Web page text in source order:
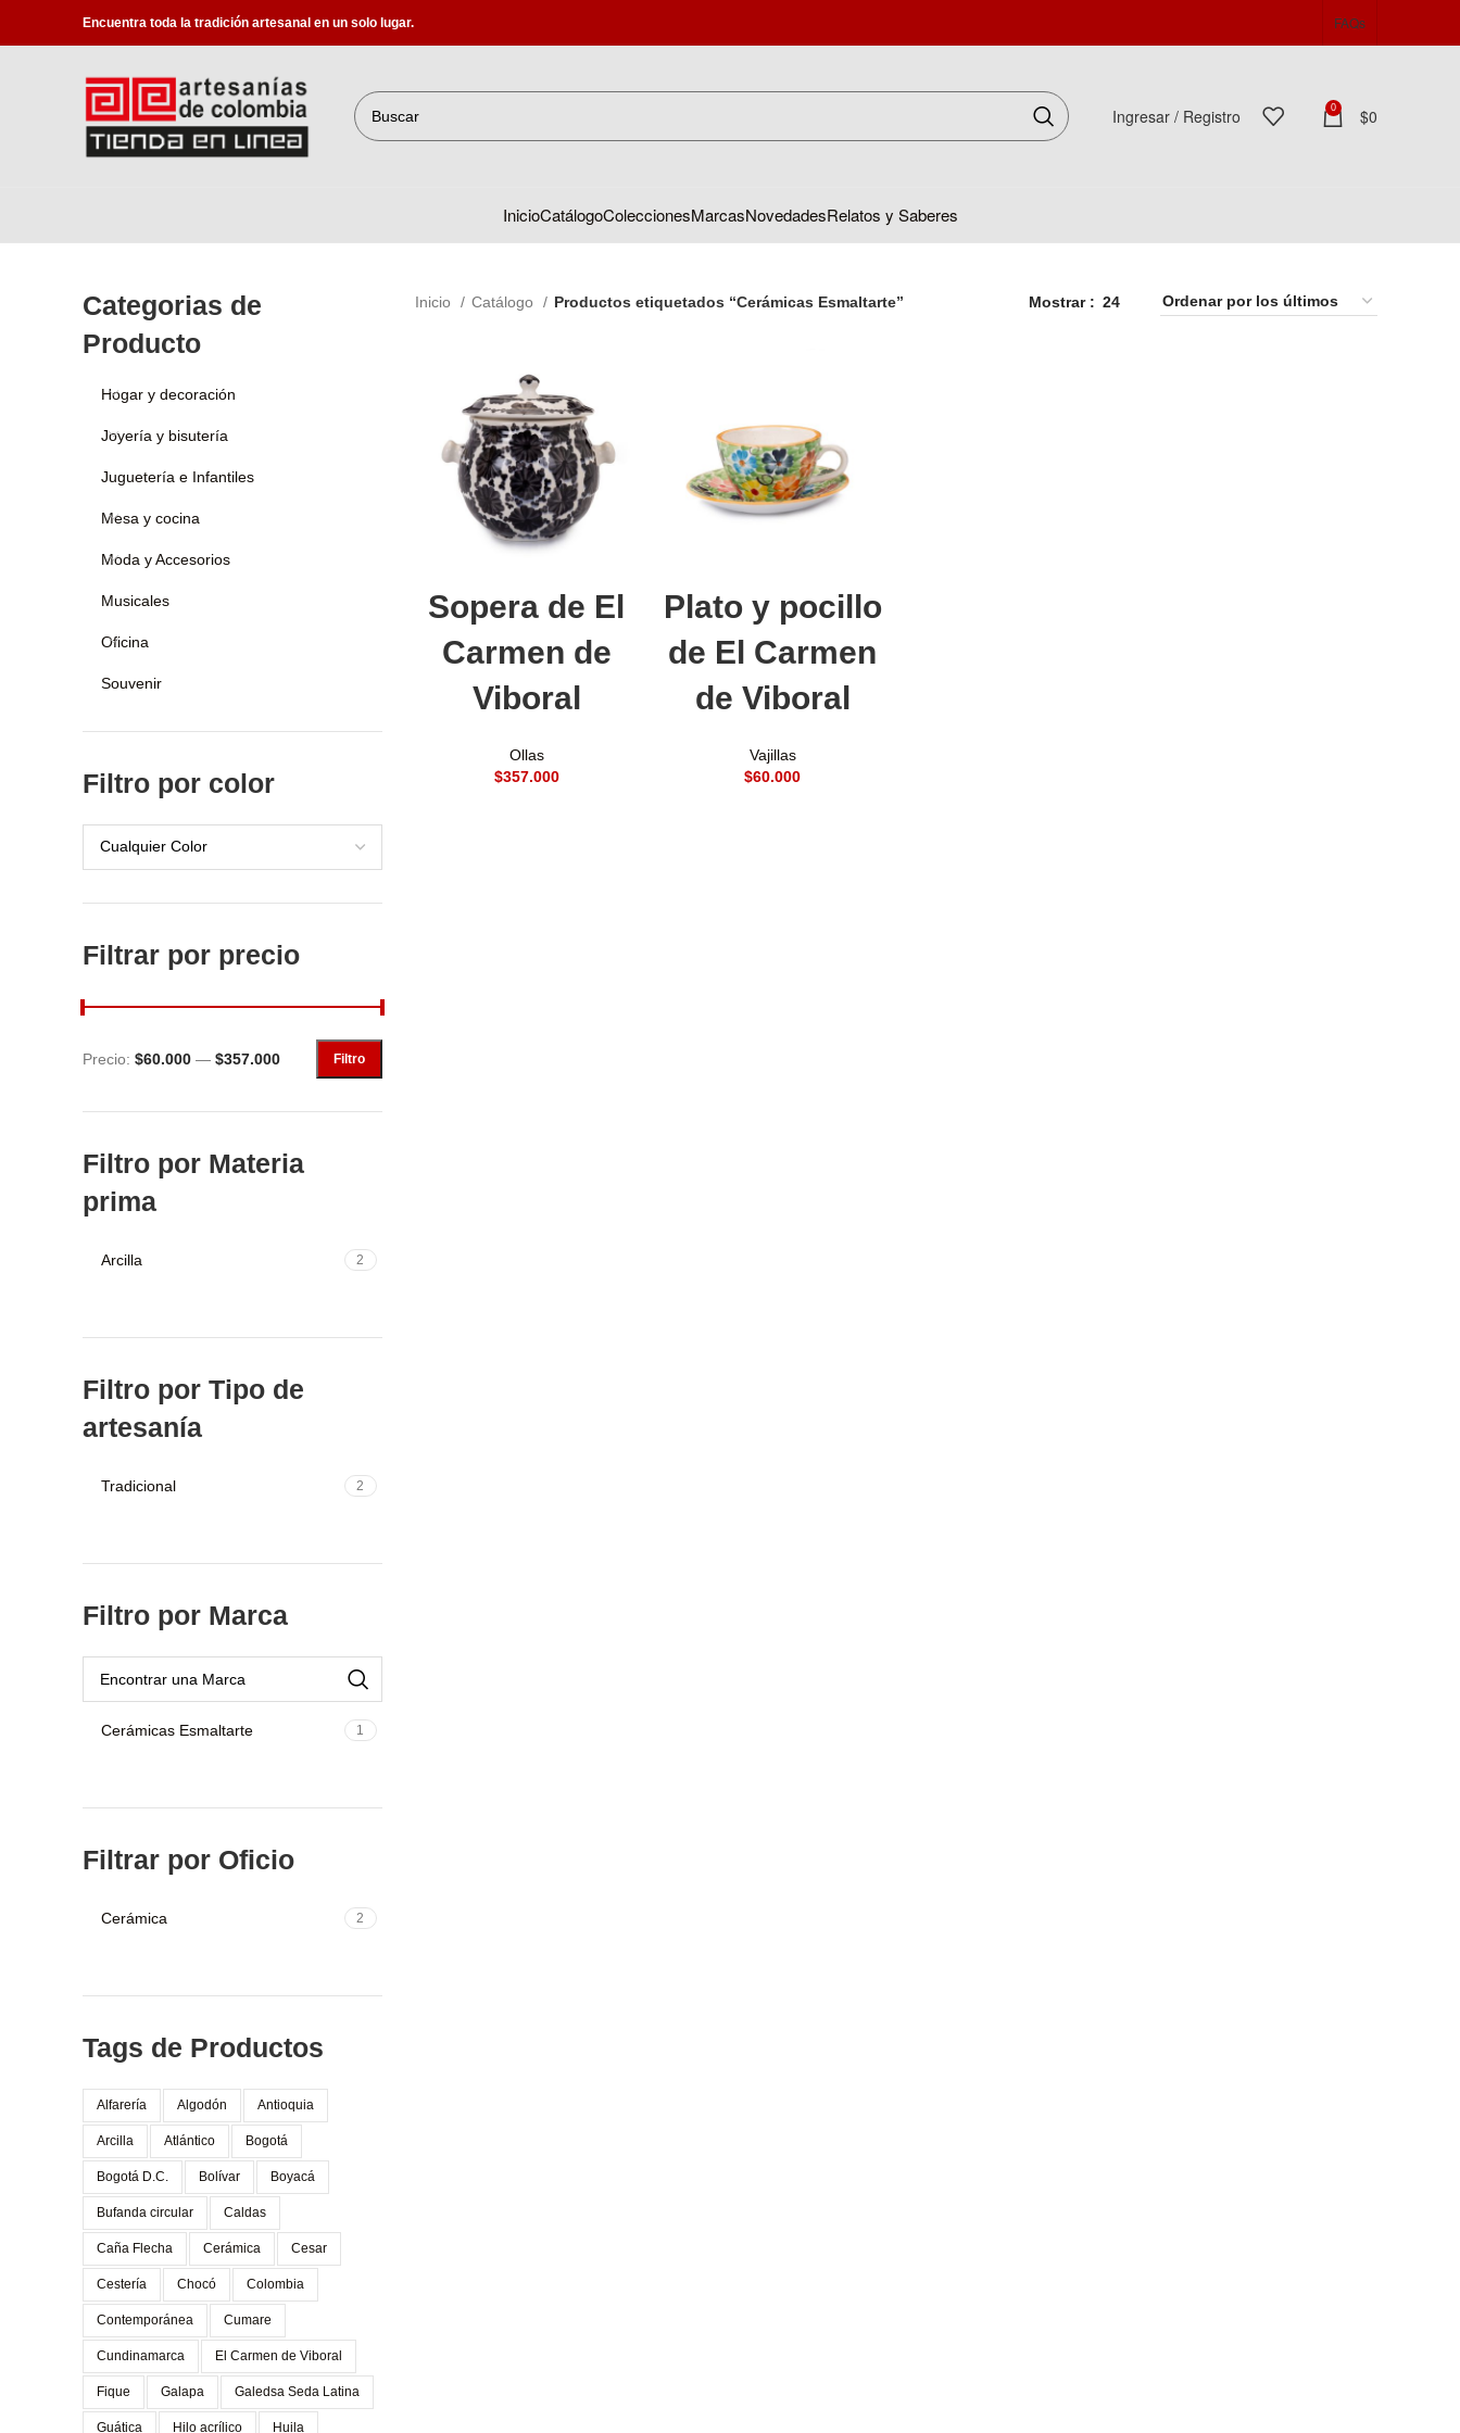
Encuentra toda la tradición artesanal en un solo lugar. FAQs
Ingresar / Registro 0 $0
InicioCatálogoColeccionesMarcasNovedadesRelatos y Saberes
Categorias de
Producto
Hogar y decoración
Joyería y bisutería
Juguetería e Infantiles
Mesa y cocina
Moda y Accesorios
Musicales
Oficina
Souvenir
Filtro por color
Cualquier Color
Filtrar por precio
Filtro
Precio: $60.000 — $357.000
Filtro por Materia
prima
Arcilla 2
Filtro por Tipo de
artesanía
Tradicional 2
Filtro por Marca
Cerámicas Esmaltarte 1
Filtrar por Oficio
Cerámica 2
Tags de Productos
Alfarería Algodón Antioquia
Arcilla Atlántico Bogotá
Bogotá D.C. Bolívar Boyacá
Bufanda circular Caldas
Caña Flecha Cerámica Cesar
Cestería Chocó Colombia
Contemporánea Cumare
Cundinamarca El Carmen de Viboral
Fique Galapa Galedsa Seda Latina
Guática Hilo acrílico Huila
Inicio Catálogo Productos etiquetados “Cerámicas Esmaltarte” Mostrar 24
Sopera de El
Carmen de
Viboral
Ollas
$
Plato y pocillo
de El Carmen
de Viboral
Vajillas
$